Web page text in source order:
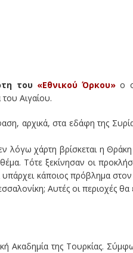
του «Εθνικού Όρκου» ο
Αιγαίου.
αρχικά, στα εδάφη της
λόγω χάρτη βρίσκεται η Θράκη
Τότε ξεκίνησαν οι
κάποιος πρόβλημα
Αυτές οι περιοχές θα
Ακαδημία της Τουρκίας.